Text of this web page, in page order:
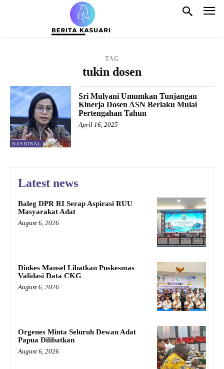
TAG
tukin dosen
NASIONAL
Sri Mulyani Umumkan Tunjangan
Kinerja Dosen ASN Berlaku Mulai
Pertengahan Tahun
April 16, 2025
Latest news
Baleg DPR RI Serap Aspirasi RUU
Masyarakat Adat
August 6, 2026
Dinkes Mansel Libatkan Puskesmas
Validasi Data CKG
August 6, 2026
Orgenes Minta Seluruh Dewan Adat
Papua Dilibatkan
August 6, 2026